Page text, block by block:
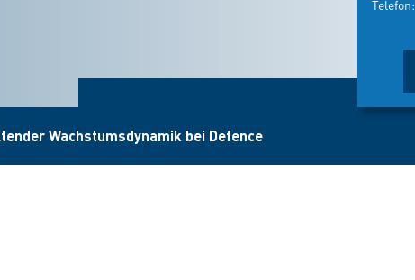
Telefon:
Wachstumsdynamik bei Defence